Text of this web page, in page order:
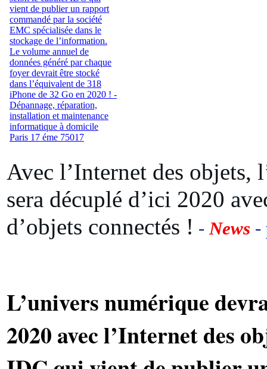
Avec l’Internet des objets,
sera décuplé d’ici 2020
d’objets connectés ! -News -
L’univers numérique
2020 avec l’Internet des